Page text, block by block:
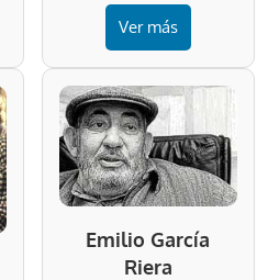
Ver más
Emilio García
Riera